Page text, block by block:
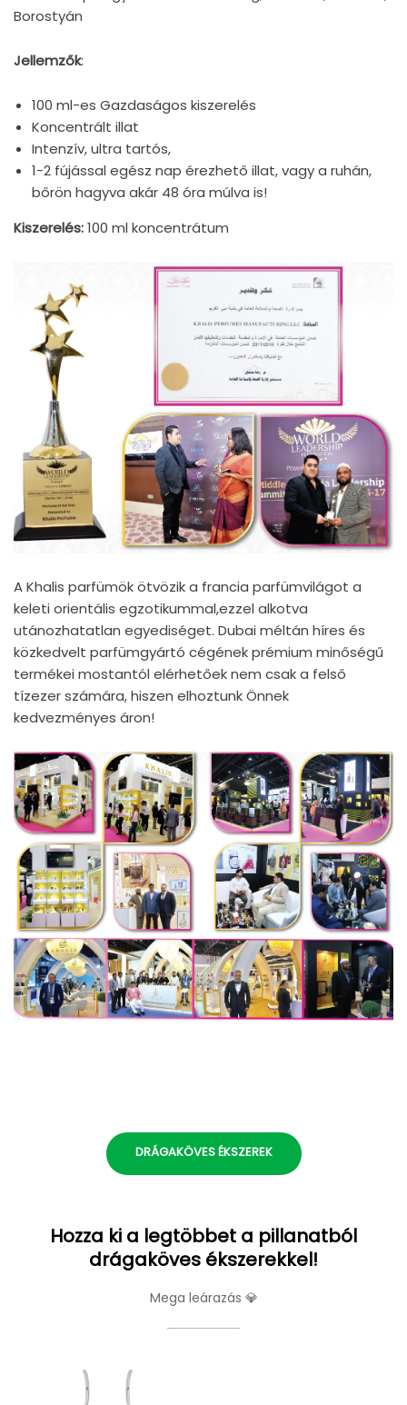
Borostyán
Jellemzők:
100 ml-es Gazdaságos kiszerelés
Koncentrált illat
Intenzív, ultra tartós,
1-2 fújással egész nap érezhető illat, vagy a ruhán,
bőrön hagyva akár 48 óra múlva is!
Kiszerelés:100 ml koncentrátum
A Khalis parfümök ötvözik a francia parfümvilágot a
keleti orientális egzotikummal,ezzel alkotva
utánozhatatlan egyediséget. Dubai méltán híres és
közkedvelt parfümgyártó cégének prémium minőségű
termékei mostantól elérhetőek nem csak a felső
tízezer számára, hiszen elhoztunk Önnek
kedvezményes áron!
DRÁGAKÖVES ÉKSZEREK
Hozza ki a legtöbbet a pillanatból
drágaköves ékszerekkel!
Mega leárazás 💎